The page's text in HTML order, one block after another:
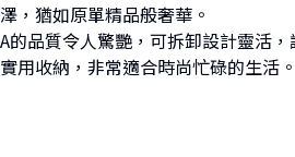
，猶如原單精品般奢華。
品質令人驚艷，可拆卸設計靈活，
用收納，非常適合時尚忙碌的生活。